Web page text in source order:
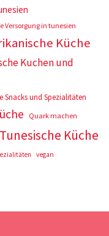
Versorgung in tunesien
Küche
Kuchen und
Snacks und Spezialitäten
Quark machen
Tunesische Küche
vegan